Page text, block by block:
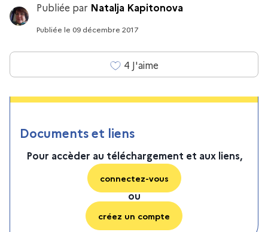
Publiée par Natalja Kapitonova
Publiée le 09 décembre 2017
4 J'aime
Documents et liens
Pour accèder au téléchargement et aux liens,
connectez-vous
ou
créez un compte